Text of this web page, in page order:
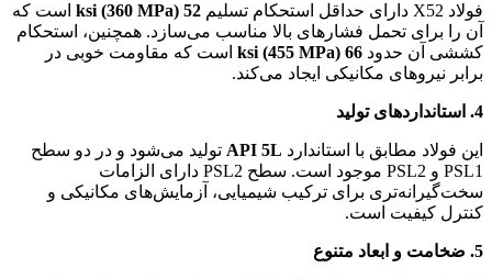
فولاد X52 دارای حداقل استحکام تسلیم 52 ksi (360 MPa)
است که
آن را برای تحمل فشارهای بالا مناسب می‌سازد. همچنین، استحکام
کششی آن حدود 66 ksi (455 MPa)
است که مقاومت خوبی در
برابر نیروهای مکانیکی ایجاد می‌کند.
4. استانداردهای تولید
این فولاد مطابق با استاندارد API 5L تولید می‌شود و در دو سطح
PSL1 و PSL2 موجود است. سطح PSL2 دارای الزامات
سخت‌گیرانه‌تری برای ترکیب شیمیایی، آزمایش‌های مکانیکی و
کنترل کیفیت است.
5. ضخامت و ابعاد متنوع